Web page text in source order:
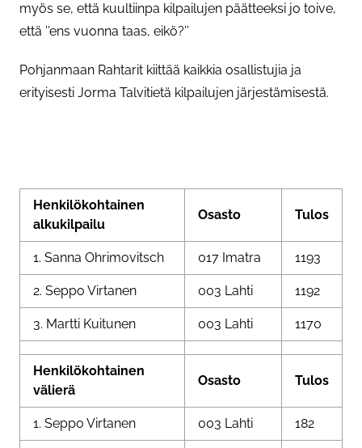
myös se, että kuultiinpa kilpailujen päätteeksi jo toive,
että ’’ens vuonna taas, eikö?’’
Pohjanmaan Rahtarit kiittää kaikkia osallistujia ja
erityisesti Jorma Talvitietä kilpailujen järjestämisestä.
Henkilökohtainen
alkukilpailu
Osasto Tulos
1. Sanna Ohrimovitsch 017 Imatra 1193
2. Seppo Virtanen 003 Lahti 1192
3. Martti Kuitunen 003 Lahti 1170
Henkilökohtainen
välierä
Osasto Tulos
1. Seppo Virtanen 003 Lahti 182